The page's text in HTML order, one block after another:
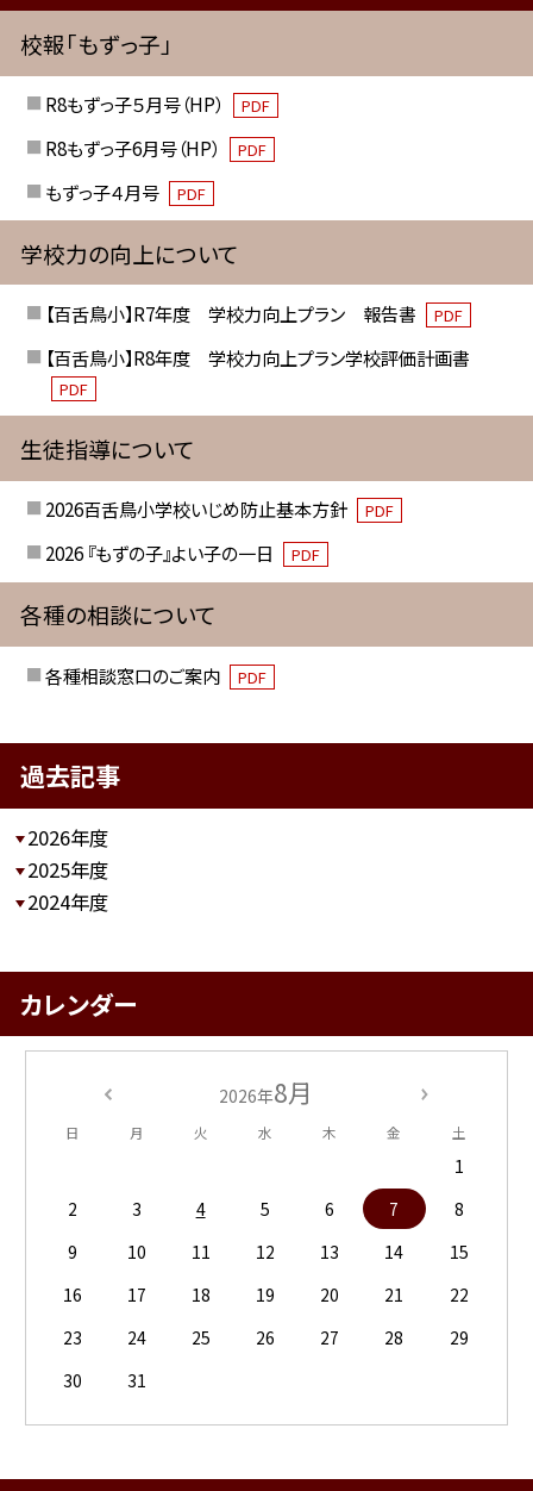
校報「もずっ子」
R8もずっ子５月号（HP） PDF
R8もずっ子6月号（HP） PDF
もずっ子４月号 PDF
学校力の向上について
【百舌鳥小】R7年度 学校力向上プラン 報告書 PDF
【百舌鳥小】R8年度 学校力向上プラン学校評価計画書
PDF
生徒指導について
2026百舌鳥小学校いじめ防止基本方針 PDF
2026 『もずの子』よい子の一日 PDF
各種の相談について
各種相談窓口のご案内 PDF
過去記事
2026年度
2025年度
2024年度
カレンダー
2026年8月
日 月 火 水 木 金 土
1
2
3 4 5 6 7
8
9
10 11 12 13 14
15
16
17 18 19 20 21
22
23
24 25 26 27 28
29
30
31